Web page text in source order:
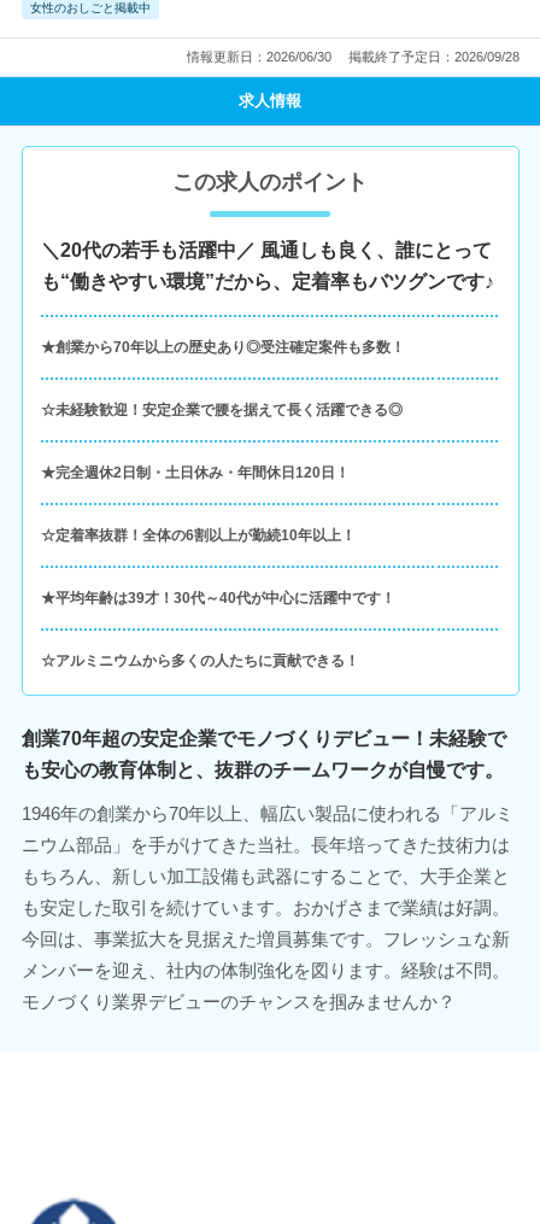
女性のおしごと掲載中
情報更新日：2026/06/30 掲載終了予定日：2026/09/28
求人情報
この求人のポイント
＼20代の若手も活躍中／ 風通しも良く、誰にとって
も“働きやすい環境”だから、定着率もバツグンです♪
★創業から70年以上の歴史あり◎受注確定案件も多数！
☆未経験歓迎！安定企業で腰を据えて長く活躍できる◎
★完全週休2日制・土日休み・年間休日120日！
☆定着率抜群！全体の6割以上が勤続10年以上！
★平均年齢は39才！30代～40代が中心に活躍中です！
☆アルミニウムから多くの人たちに貢献できる！
創業70年超の安定企業でモノづくりデビュー！未経験で
も安心の教育体制と、抜群のチームワークが自慢です。
1946年の創業から70年以上、幅広い製品に使われる「アルミ
ニウム部品」を手がけてきた当社。長年培ってきた技術力は
もちろん、新しい加工設備も武器にすることで、大手企業と
も安定した取引を続けています。おかげさまで業績は好調。
今回は、事業拡大を見据えた増員募集です。フレッシュな新
メンバーを迎え、社内の体制強化を図ります。経験は不問。
モノづくり業界デビューのチャンスを掴みませんか？